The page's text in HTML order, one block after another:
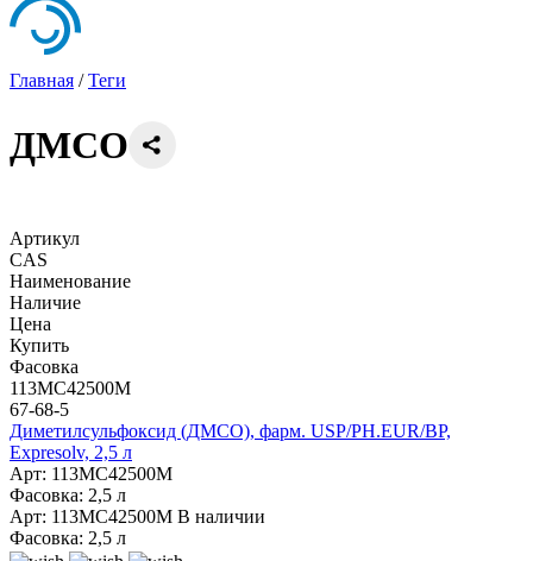
Главная /Теги
ДМСО
Артикул
CAS
Наименование
Наличие
Цена
Купить
Фасовка
113MC42500M
67-68-5
Диметилсульфоксид (ДМСО), фарм. USP/PH.EUR/BP,
Expresolv, 2,5 л
Арт: 113MC42500M
Фасовка: 2,5 л
Арт: 113MC42500M В наличии
Фасовка: 2,5 л